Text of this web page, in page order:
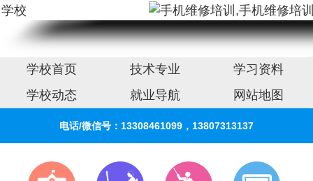
学校首页 技术专业
学习资料
学校动态
就业导航 网站地图
电话/微信号：13308461099，13807313137